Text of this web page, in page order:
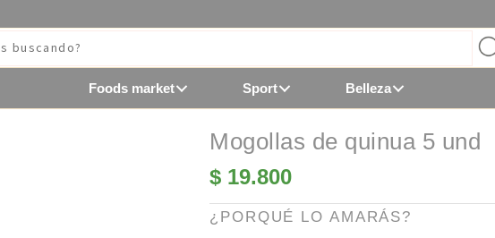
Foods market Sport Belleza
Mogollas de quinua 5 und
$ 19.800
¿PORQUÉ LO AMARÁS?